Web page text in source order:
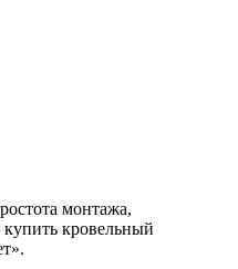
монтажа,
кровельный